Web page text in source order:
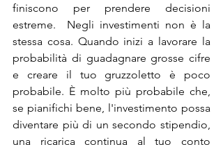
finiscono per prendere decisioni
estreme.  Negli investimenti non è la
stessa cosa. Quando inizi a lavorare la
probabilità di guadagnare grosse cifre
e creare il tuo gruzzoletto è poco
probabile. È molto più probabile che,
se pianifichi bene, l'investimento possa
diventare più di un secondo stipendio,
una ricarica continua al tuo conto